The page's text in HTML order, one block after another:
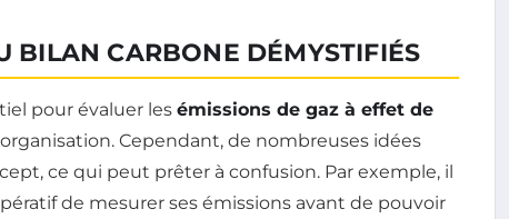
BILAN CARBONE DÉMYSTIFIÉS
pour évaluer les émissions de gaz à effet de
Cependant, de nombreuses idées
ce qui peut prêter à confusion. Par exemple, il
de mesurer ses émissions avant de pouvoir